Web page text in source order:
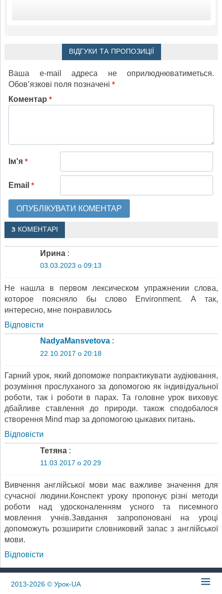
ВІДГУКИ ТА ПРОПОЗИЦІЇ
Ваша e-mail адреса не оприлюднюватиметься.
Обов’язкові поля позначені *
Коментар *
Ім'я *
Email *
3 КОМЕНТАРІ
Ирина :
03.03.2023 о 09:13
Не нашла в первом лексическом упражнении слова,
которое поясняло бы слово Environment. А так,
интересно, мне понравилось
Відповіcти
NadyaMansvetova :
22.10.2017 о 20:18
Гарний урок, який допоможе попрактикувати аудіювання,
розуміння прослуханого за допомогою як індивідуальної
роботи, так і роботи в парах. Та головне урок виховує
дбайливе ставлення до природи. також сподобалося
створення Mind map за допомогою цыкавих питань.
Відповіcти
Тетяна :
11.03.2017 о 20:29
Вивчення англійської мови має важливе значення для
сучасної людини.Конспект уроку пропонує різні методи
роботи над удосконаленням усного та писемного
мовлення учнів.Завдання запропоновані на уроці
допоможуть розширити словниковий запас з англійської
мови.
Відповіcти
2013-2026© Урок-UA